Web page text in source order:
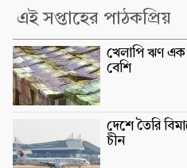
এই সপ্তাহের পাঠকপ্রিয়
খেলাপি ঋণ এক
বেশি
দেশে তৈরি
চীন